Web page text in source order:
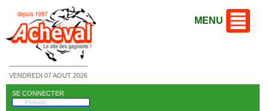
VENDREDI 07 AOUT 2026
MENU
SE CONNECTER